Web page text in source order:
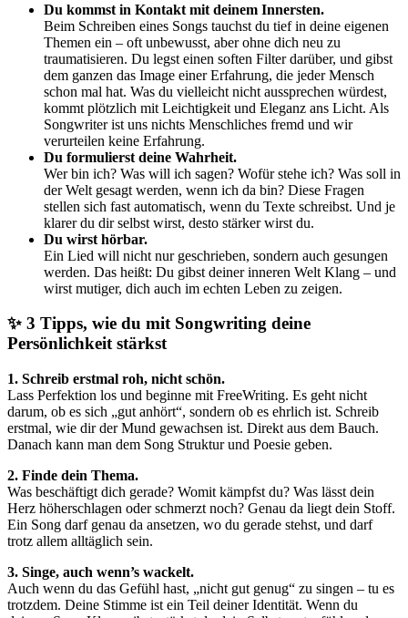
Du kommst in Kontakt mit deinem Innersten.
Beim Schreiben eines Songs tauchst du tief in deine eigenen
Themen ein – oft unbewusst, aber ohne dich neu zu
traumatisieren. Du legst einen soften Filter darüber, und gibst
dem ganzen das Image einer Erfahrung, die jeder Mensch
schon mal hat. Was du vielleicht nicht aussprechen würdest,
kommt plötzlich mit Leichtigkeit und Eleganz ans Licht. Als
Songwriter ist uns nichts Menschliches fremd und wir
verurteilen keine Erfahrung.
Du formulierst deine Wahrheit.
Wer bin ich? Was will ich sagen? Wofür stehe ich? Was soll in
der Welt gesagt werden, wenn ich da bin? Diese Fragen
stellen sich fast automatisch, wenn du Texte schreibst. Und je
klarer du dir selbst wirst, desto stärker wirst du.
Du wirst hörbar.
Ein Lied will nicht nur geschrieben, sondern auch gesungen
werden. Das heißt: Du gibst deiner inneren Welt Klang – und
wirst mutiger, dich auch im echten Leben zu zeigen.
✨ 3 Tipps, wie du mit Songwriting deine
Persönlichkeit stärkst
1. Schreib erstmal roh, nicht schön.
Lass Perfektion los und beginne mit FreeWriting. Es geht nicht
darum, ob es sich „gut anhört“, sondern ob es ehrlich ist. Schreib
erstmal, wie dir der Mund gewachsen ist. Direkt aus dem Bauch.
Danach kann man dem Song Struktur und Poesie geben.
2. Finde dein Thema.
Was beschäftigt dich gerade? Womit kämpfst du? Was lässt dein
Herz höherschlagen oder schmerzt noch? Genau da liegt dein Stoff.
Ein Song darf genau da ansetzen, wo du gerade stehst, und darf
trotz allem alltäglich sein.
3. Singe, auch wenn’s wackelt.
Auch wenn du das Gefühl hast, „nicht gut genug“ zu singen – tu es
trotzdem. Deine Stimme ist ein Teil deiner Identität. Wenn du